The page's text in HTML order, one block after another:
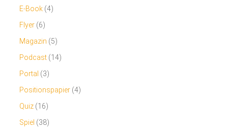
E-Book (4)
Flyer (6)
Magazin (5)
Podcast (14)
Portal (3)
Positionspapier (4)
Quiz (16)
Spiel (38)